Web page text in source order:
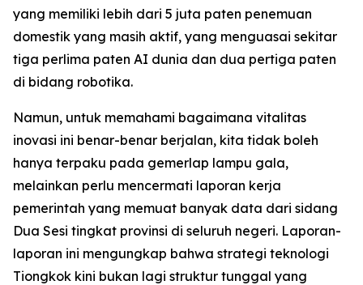
yang memiliki lebih dari 5 juta paten penemuan
domestik yang masih aktif, yang menguasai sekitar
tiga perlima paten AI dunia dan dua pertiga paten
di bidang robotika.
Namun, untuk memahami bagaimana vitalitas
inovasi ini benar-benar berjalan, kita tidak boleh
hanya terpaku pada gemerlap lampu gala,
melainkan perlu mencermati laporan kerja
pemerintah yang memuat banyak data dari sidang
Dua Sesi tingkat provinsi di seluruh negeri. Laporan-
laporan ini mengungkap bahwa strategi teknologi
Tiongkok kini bukan lagi struktur tunggal yang